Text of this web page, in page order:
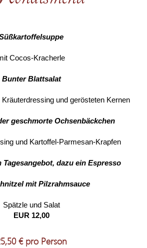
Cocos-Kracherle
Bunter Blattsalat
und gerösteten Kernen
geschmorte Ochsenbäckchen
und Kartoffel-Parmesan-Krapfen
dazu ein Espresso
mit Pilzrahmsauce
Spätzle und Salat
EUR 12,00
€ pro Person